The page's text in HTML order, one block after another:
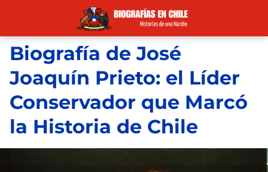
Biografía de José
Joaquín Prieto: el Líder
Conservador que Marcó
la Historia de Chile